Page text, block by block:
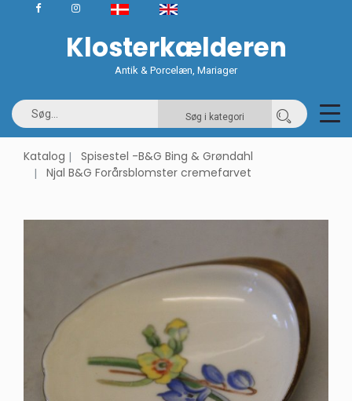
Klosterkælderen
Antik & Porcelæn, Mariager
Søg i kategori
Katalog
Spisestel -B&G Bing & Grøndahl
Njal B&G Forårsblomster cremefarvet